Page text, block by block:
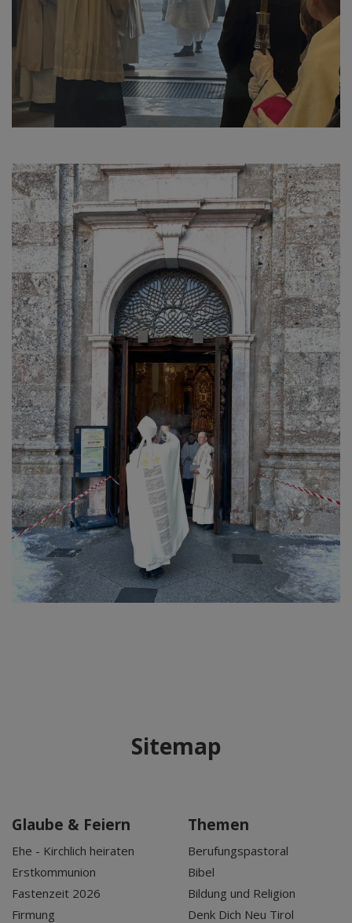
Sitemap
Glaube & Feiern
Ehe - Kirchlich heiraten
Erstkommunion
Fastenzeit 2026
Firmung
Themen
Berufungspastoral
Bibel
Bildung und Religion
Denk Dich Neu Tirol